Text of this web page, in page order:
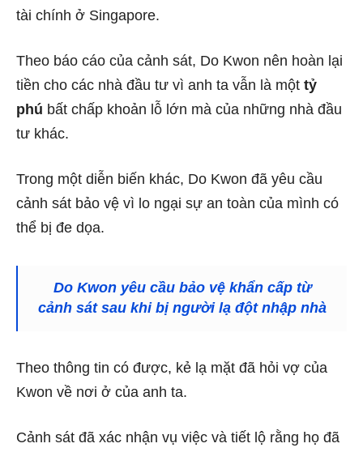
tài chính ở Singapore.
Theo báo cáo của cảnh sát, Do Kwon nên hoàn lại
tiền cho các nhà đầu tư vì anh ta vẫn là một tỷ
phú bất chấp khoản lỗ lớn mà của những nhà đầu
tư khác.
Trong một diễn biến khác, Do Kwon đã yêu cầu
cảnh sát bảo vệ vì lo ngại sự an toàn của mình có
thể bị đe dọa.
Do Kwon yêu cầu bảo vệ khẩn cấp từ
cảnh sát sau khi bị người lạ đột nhập nhà
Theo thông tin có được, kẻ lạ mặt đã hỏi vợ của
Kwon về nơi ở của anh ta.
Cảnh sát đã xác nhận vụ việc và tiết lộ rằng họ đã